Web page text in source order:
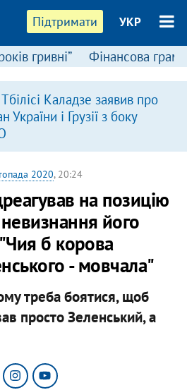
Підтримати УКР
гривні” Фінансова
Каладзе заявив про
України і Грузії з боку
2020, 20:24
на позицію
його
б корова
- мовчала"
треба боятися, щоб
просто Зеленський, а